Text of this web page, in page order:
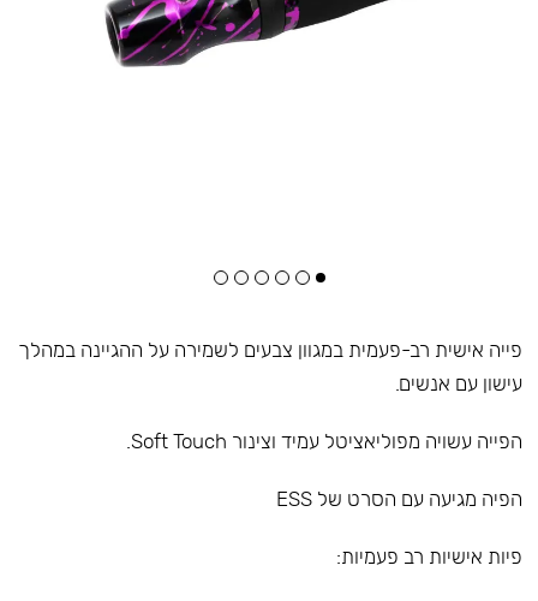
פייה אישית רב-פעמית במגוון צבעים לשמירה על ההגיינה במהלך
עישון עם אנשים.
הפייה עשויה מפוליאציטל עמיד וצינור Soft Touch.
הפיה מגיעה עם הסרט של ESS
פיות אישיות רב פעמיות: